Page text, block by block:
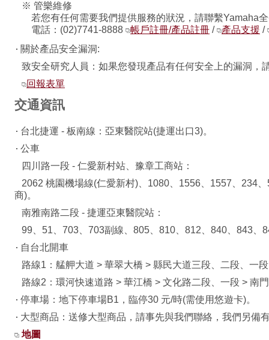
※ 管樂維修
若您有任何需要我們提供服務的狀況，請聯繫Yamaha
電話：(02)7741-8888
帳戶註冊/產品註冊 / 產品支援 /
關於產品安全漏洞:
致安全研究人員：如果您發現產品有任何安全上的漏洞，
回報表單
交通資訊
台北捷運 - 板南線：亞東醫院站(捷運出口3)。
公車
四川路一段 - 仁愛新村站、豫章工商站：
2062 桃園機場線(仁愛新村)、1080、1556、1557、234
商)。
南雅南路二段 - 捷運亞東醫院站：
99、51、703、703副線、805、810、812、840、843、
自台北開車
路線1：艋舺大道 > 華翠大橋 > 縣民大道三段、二段、一
路線2：環河快速道路 > 華江橋 > 文化路二段、一段 > 南
停車場：地下停車場B1，臨停30 元/時(需使用悠遊卡)。
大型商品：送修大型商品，請事先與我們聯絡，我們另備
地圖